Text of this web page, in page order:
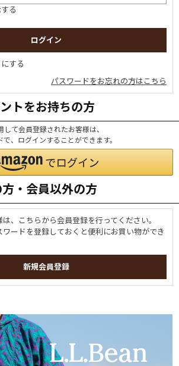
る
する
パスワードをお忘れの方はこちら
トをお持ちの方
て会員登録されたお客様は、
、ログインすることができます。
・会員以外の方
、こちらから会員登録を行ってください。
ードを登録しておくと便利にお買い物ができ